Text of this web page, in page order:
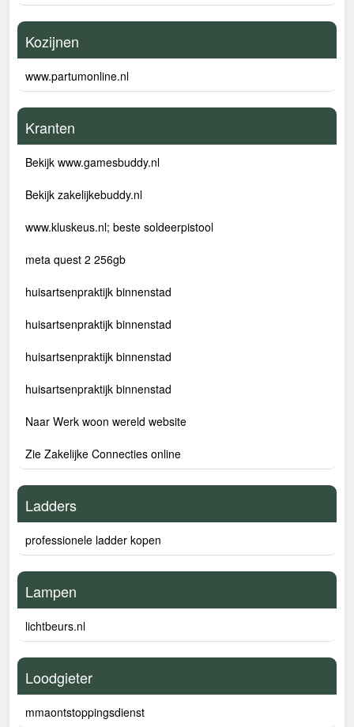
Kozijnen
www.partumonline.nl
Kranten
Bekijk www.gamesbuddy.nl
Bekijk zakelijkebuddy.nl
www.kluskeus.nl; beste soldeerpistool
meta quest 2 256gb
huisartsenpraktijk binnenstad
huisartsenpraktijk binnenstad
huisartsenpraktijk binnenstad
huisartsenpraktijk binnenstad
Naar Werk woon wereld website
Zie Zakelijke Connecties online
Ladders
professionele ladder kopen
Lampen
lichtbeurs.nl
Loodgieter
mmaontstoppingsdienst